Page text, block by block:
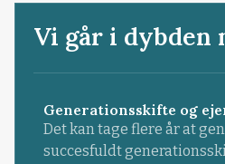
Vi går i dybden
Generationsskifte og
Det kan tage flere år at
succesfuldt